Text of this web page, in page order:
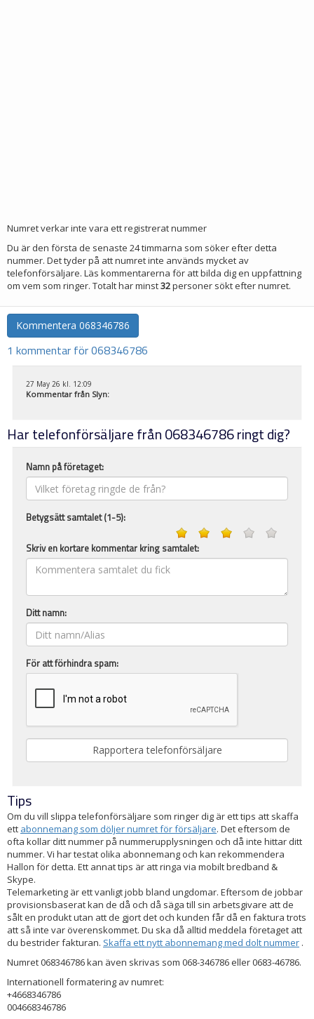
Numret verkar inte vara ett registrerat nummer
Du är den första de senaste 24 timmarna som söker efter detta
nummer. Det tyder på att numret inte används mycket av
telefonförsäljare. Läs kommentarerna för att bilda dig en uppfattning
om vem som ringer. Totalt har minst32personer sökt efter numret.
Kommentera 068346786
1 kommentar för 068346786
27 May 26 kl. 12:09
Kommentar från Slyn:
Har telefonförsäljare från 068346786 ringt dig?
Namn på företaget:
Betygsätt samtalet (1-5):
Skriv en kortare kommentar kring samtalet:
Ditt namn:
För att förhindra spam:
Tips
Om du vill slippa telefonförsäljare som ringer dig är ett tips att skaffa
ett abonnemang som döljer numret för försäljare. Det eftersom de
ofta kollar ditt nummer på nummerupplysningen och då inte hittar ditt
nummer. Vi har testat olika abonnemang och kan rekommendera
Hallon för detta. Ett annat tips är att ringa via mobilt bredband &
Skype.
Telemarketing är ett vanligt jobb bland ungdomar. Eftersom de jobbar
provisionsbaserat kan de då och då säga till sin arbetsgivare att de
sålt en produkt utan att de gjort det och kunden får då en faktura trots
att så inte var överenskommet. Du ska då alltid meddela företaget att
du bestrider fakturan. Skaffa ett nytt abonnemang med dolt nummer .
Numret 068346786 kan även skrivas som 068-346786 eller 0683-46786.
Internationell formatering av numret:
+4668346786
004668346786